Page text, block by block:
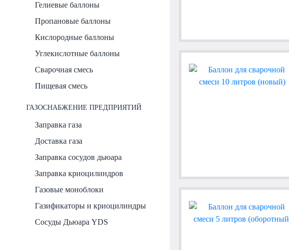
Гелиевые баллоны
Пропановые баллоны
Кислородные баллоны
Углекислотные баллоны
Сварочная смесь
Пищевая смесь
ГАЗОСНАБЖЕНИЕ ПРЕДПРИЯТИЙ
Заправка газа
Доставка газа
Заправка сосудов дьюара
Заправка криоцилиндров
Газовые моноблоки
Газификаторы и криоцилиндры
Сосуды Дьюара YDS